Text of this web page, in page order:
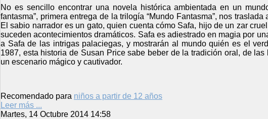
No es sencillo encontrar una novela histórica ambientada en un
fantasma”, primera entrega de la trilogía “Mundo Fantasma”, nos
El sabio narrador es un gato, quien cuenta cómo Safa, hijo de un zar
suceden acontecimientos dramáticos. Safa es adiestrado en magia por
a Safa de las intrigas palaciegas, y mostrarán al mundo quién es el
1987, esta historia de Susan Price sabe beber de la tradición oral, de
un escenario mágico y cautivador.
Recomendado para niños a partir de 12 años
Leer más ...
Martes, 14 Octubre 2014 14:58